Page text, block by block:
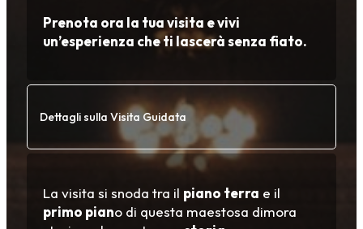
Prenota ora la tua visita e vivi
un’esperienza che ti lascerà senza fiato.
Dettagli sulla Visita Guidata
La visita si snoda tra il piano terra e il
primo piano di questa maestosa dimora